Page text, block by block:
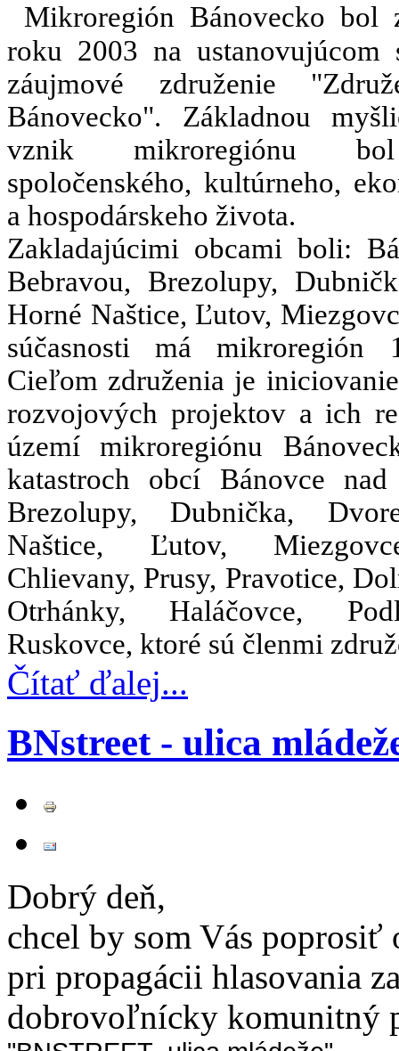
Mikroregión Bánovecko bol
roku 2003 na ustanovujúcom
záujmové združenie
Bánovecko". Základnou
vznik mikroregiónu
spoločenského, kultúrneho,
a hospodárskeho života.
Zakladajúcimi obcami boli:
Bebravou, Brezolupy,
Horné Naštice, Ľutov,
súčasnosti má mikroregión
Cieľom združenia je
rozvojových projektov a ich
území mikroregiónu
katastroch obcí Bánovce nad
Brezolupy, Dubnička,
Naštice, Ľutov,
Chlievany, Prusy, Pravotice,
Otrhánky, Haláčovce,
Ruskovce, ktoré sú členmi
Čítať ďalej...
BNstreet - ulica
Dobrý deň,
chcel by som Vás poprosiť
pri propagácii hlasovania
dobrovoľnícky komunitný